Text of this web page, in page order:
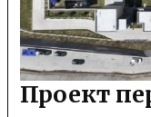
Проект